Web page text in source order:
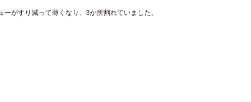
ーがすり減って薄くなり、3か所割れていました。